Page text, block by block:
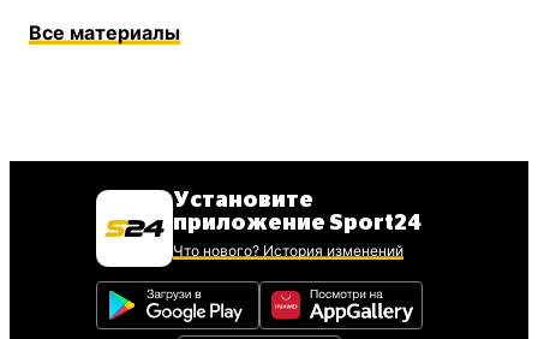
Все материалы
Установите
приложение Sport24
Что нового? История изменений